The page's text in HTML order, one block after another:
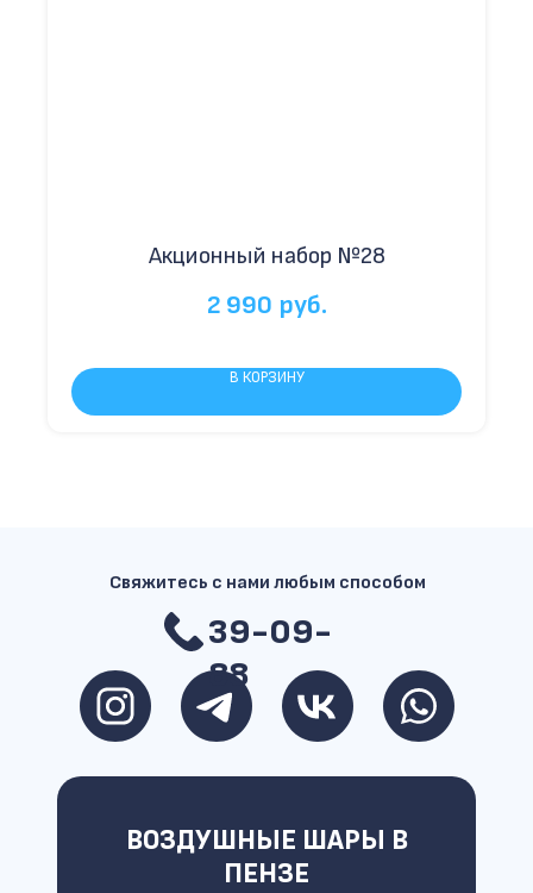
Акционный набор №28
2 990 руб.
В КОРЗИНУ
39-09-
88
ВОЗДУШНЫЕ ШАРЫ В
ПЕНЗЕ
Свяжитесь с нами любым способом